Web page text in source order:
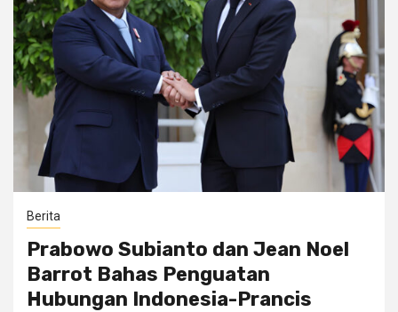
Berita
Prabowo Subianto dan Jean Noel
Barrot Bahas Penguatan
Hubungan Indonesia-Prancis